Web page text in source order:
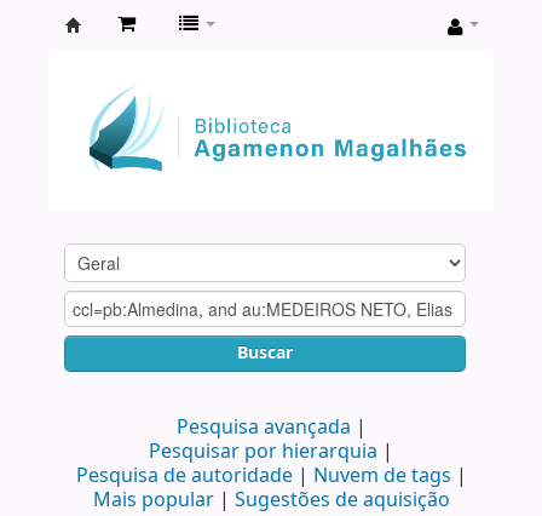
Agamenon
Magalhães
Buscar
Pesquisa avançada
Pesquisar por hierarquia
Pesquisa de autoridade
Nuvem de tags
Mais popular
Sugestões de aquisição